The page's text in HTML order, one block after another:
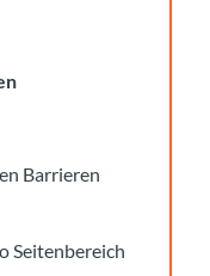
Barrieren
Seitenbereich